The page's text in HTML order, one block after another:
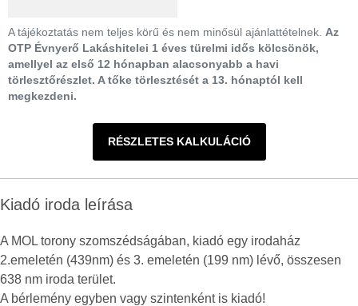
A tájékoztatás nem teljes körű és nem minősül ajánlattételnek. Az
OTP Évnyerő Lakáshitelei 1 éves türelmi idős kölcsönök,
amellyel az első 12 hónapban alacsonyabb a havi
törlesztőrészlet. A tőke törlesztését a 13. hónaptól kell
megkezdeni.
RÉSZLETES KALKULÁCIÓ
Kiadó iroda leírása
A MOL torony szomszédságában, kiadó egy irodaház
2.emeletén (439nm) és 3. emeletén (199 nm) lévő, összesen
638 nm iroda terület.
A bérlemény egyben vagy szintenként is kiadó!